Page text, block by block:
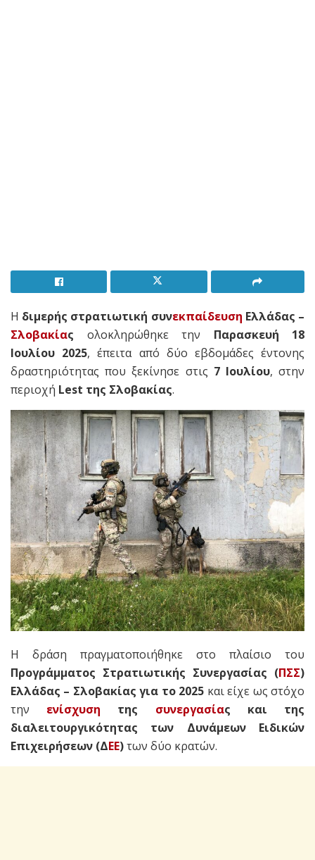
Η διμερής στρατιωτική συνεκπαίδευση Ελλάδας –
Σλοβακίας ολοκληρώθηκε την Παρασκευή 18
Ιουλίου 2025, έπειτα από δύο εβδομάδες έντονης
δραστηριότητας που ξεκίνησε στις 7 Ιουλίου, στην
περιοχή Lest της Σλοβακίας.
Η δράση πραγματοποιήθηκε στο πλαίσιο του
Προγράμματος Στρατιωτικής Συνεργασίας (ΠΣΣ)
Ελλάδας – Σλοβακίας για το 2025 και είχε ως στόχο
την ενίσχυση της συνεργασίας και της
διαλειτουργικότητας των Δυνάμεων Ειδικών
Επιχειρήσεων (ΔΕΕ)των δύο κρατών.